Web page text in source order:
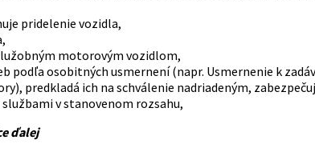
pridelenie vozidla,
motorovým vozidlom,
podľa osobitných usmernení (napr. Usmernenie k
predkladá ich na schválenie nadriadeným,
v stanovenom rozsahu,
ďalej